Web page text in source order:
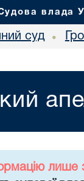
влада
суд •
лише